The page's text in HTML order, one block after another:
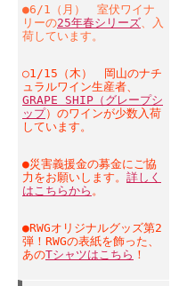
●6/1（月） 室伏ワイナ
リーの25年春シリーズ、入
荷しています。
○1/15（木） 岡山のナチ
ュラルワイン生産者、
GRAPE SHIP（グレープシ
ップ）のワインが少数入荷
しています。
●災害義援金の募金にご協
力をお願いします。 詳しく
はこちらから 。
●RWGオリジナルグッズ第2
弾！RWGの表紙を飾った、
あのTシャツはこちら ！